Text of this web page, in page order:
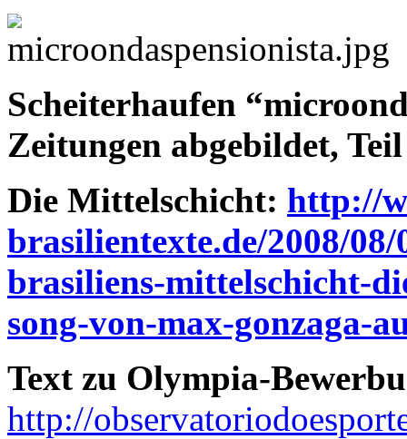
Scheiterhaufen
Zeitungen abgebildet,
Die Mittelschicht: http://
brasilientexte.de/2008/
brasiliens-mittelschicht-
song-von-max-gonzaga-
Text zu Olympia-
http://